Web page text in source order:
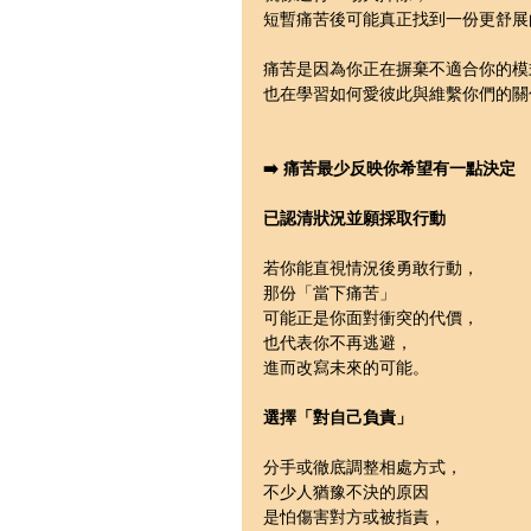
短暫痛苦後可能真正找到一份更舒展
痛苦是因為你正在摒棄不適合你的模
也在學習如何愛彼此與維繫你們的關
➡️ 痛苦最少反映你希望有一點決定
已認清狀況並願採取行動
若你能直視情況後勇敢行動，
那份「當下痛苦」
可能正是你面對衝突的代價，
也代表你不再逃避，
進而改寫未來的可能。
選擇「對自己負責」
分手或徹底調整相處方式，
不少人猶豫不決的原因
是怕傷害對方或被指責，